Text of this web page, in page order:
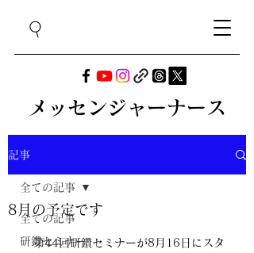
メッセンジャーナース
記事
全ての記事
研鑽セミナー
全ての記事
8月の予定です
第44回研鑽セミナーが8月16日にスタ